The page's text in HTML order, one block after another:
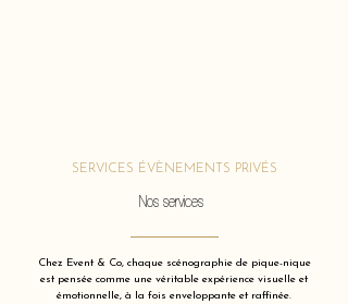
SERVICES ÉVÈNEMENTS PRIVÉS
Nos services
Chez Event & Co, chaque scénographie de pique-nique
est pensée comme une véritable expérience visuelle et
émotionnelle, à la fois enveloppante et raffinée.